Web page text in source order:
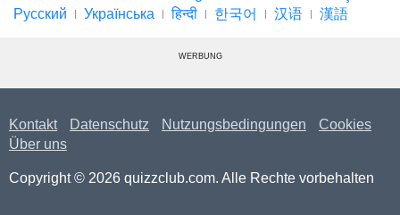
Русский
Українська हिन्दी 한국어 汉语 漢語
WERBUNG
Kontakt Datenschutz Nutzungsbedingungen
Cookies
Über uns
Copyright © 2026 quizzclub.com. Alle Rechte vorbehalten